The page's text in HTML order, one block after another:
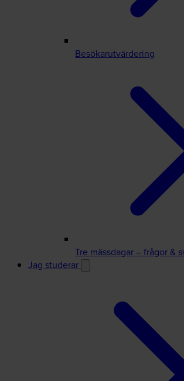
Besökarutvärdering
Tre mässdagar – frågor &
Jag studerar